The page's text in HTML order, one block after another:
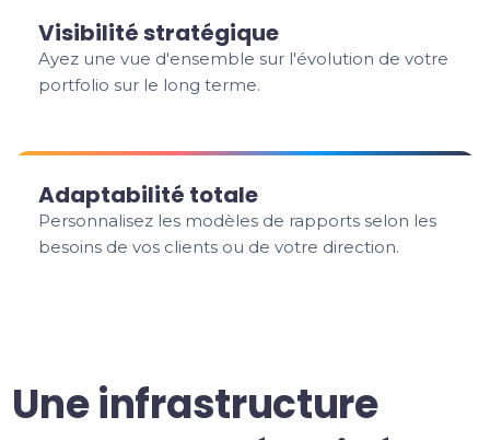
Visibilité stratégique
Ayez une vue d'ensemble sur l'évolution de votre
portfolio sur le long terme.
Adaptabilité totale
Personnalisez les modèles de rapports selon les
besoins de vos clients ou de votre direction.
Une infrastructure